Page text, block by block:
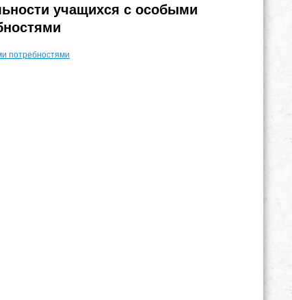
учащихся с особыми
потребностями